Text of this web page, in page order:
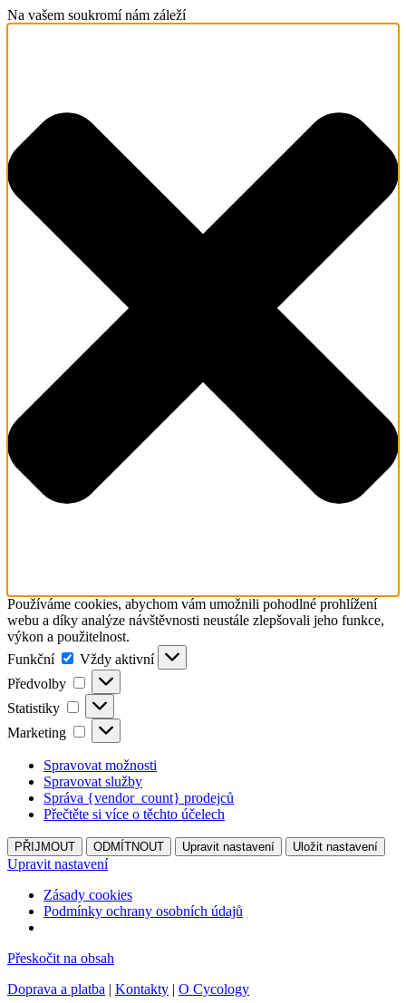
Na vašem soukromí nám záleží
Používáme cookies, abychom vám umožnili pohodlné prohlížení
webu a díky analýze návštěvnosti neustále zlepšovali jeho funkce,
výkon a použitelnost.
Funkční
Funkční
Vždy aktivní
Předvolby
Předvolby
Statistiky Statistiky
Marketing Marketing
Spravovat možnosti
Spravovat služby
Správa {vendor_count} prodejců
Přečtěte si více o těchto účelech
PŘIJMOUT ODMÍTNOUT Upravit nastavení Uložit nastavení
Upravit nastavení
Zásady cookies
Podmínky ochrany osobních údajů
Přeskočit na obsah
Doprava a platba | Kontakty | O Cycology